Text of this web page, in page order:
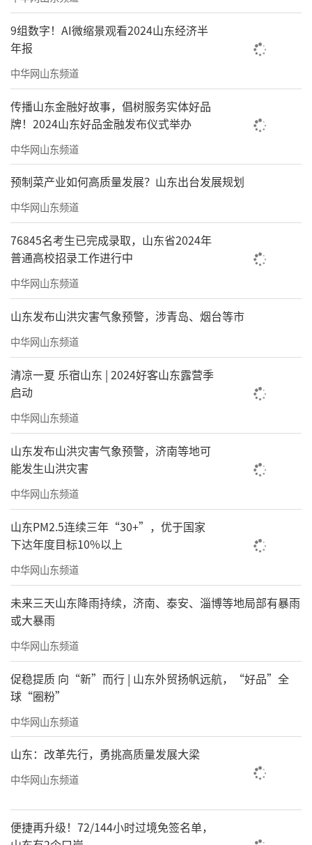
9组数字！AI微缩景观看2024山东经济半
年报
中华网山东频道
传播山东金融好故事，倡树服务实体好品
牌！2024山东好品金融发布仪式举办
中华网山东频道
预制菜产业如何高质量发展？山东出台发展规划
中华网山东频道
76845名考生已完成录取，山东省2024年
普通高校招录工作进行中
中华网山东频道
山东发布山洪灾害气象预警，涉青岛、烟台等市
中华网山东频道
清凉一夏 乐宿山东 | 2024好客山东露营季
启动
中华网山东频道
山东发布山洪灾害气象预警，济南等地可
能发生山洪灾害
中华网山东频道
山东PM2.5连续三年“30+”，优于国家
下达年度目标10%以上
中华网山东频道
未来三天山东降雨持续，济南、泰安、淄博等地局部有暴雨
或大暴雨
中华网山东频道
促稳提质 向“新”而行 | 山东外贸扬帆远航，“好品”全
球“圈粉”
中华网山东频道
山东：改革先行，勇挑高质量发展大梁
中华网山东频道
便捷再升级！72/144小时过境免签名单，